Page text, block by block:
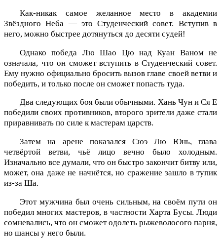
Как-никак самое желанное место в академии
Звёздного Неба — это Студенческий совет. Вступив в
него, можно быстрее дотянуться до десяти судей!
Однако победа Лю Шао Цю над Куан Ваном не
означала, что он сможет вступить в Студенческий совет.
Ему нужно официально бросить вызов главе своей ветви и
победить, и только после он сможет попасть туда.
Два следующих боя были обычными. Хань Чун и Ся Е
победили своих противников, второго зрители даже стали
приравнивать по силе к мастерам царств.
Затем на арене показался Сюэ Лю Юнь, глава
четвёртой ветви, чьё лицо вечно было холодным.
Изначально все думали, что он быстро закончит битву или,
может, она даже не начнётся, но сражение зашло в тупик
из-за Ша.
Этот мужчина был очень сильным, на своём пути он
победил многих мастеров, в частности Харта Бусы. Люди
сомневались, что он сможет одолеть рыжеволосого парня,
но шансы у него были.